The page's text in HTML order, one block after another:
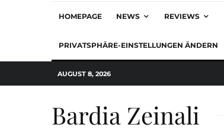
HOMEPAGE NEWS REVIEWS
PRIVATSPHÄRE-EINSTELLUNGEN ÄNDERN
AUGUST 8, 2026
Bardia Zeinali